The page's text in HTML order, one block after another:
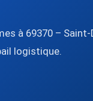
à 69370 –
logistique.